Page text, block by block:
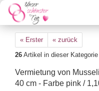
« Erster
« zurück
26 Artikel in dieser Kategorie
Vermietung von
40 cm - Farbe pink /